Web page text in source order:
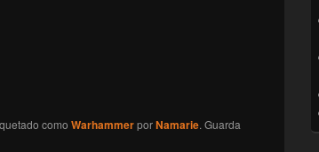
como WarhammerporNamarie. Guarda